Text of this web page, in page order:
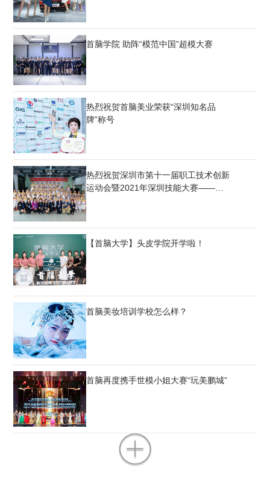
首脑学院 助阵“模范中国”超模大赛
热烈祝贺首脑美业荣获“深圳知名品
牌”称号
热烈祝贺深圳市第十一届职工技术创新
运动会暨2021年深圳技能大赛——美
【首脑大学】头皮学院开学啦！
首脑美妆培训学校怎么样？
首脑再度携手世模小姐大赛“玩美鹏城”